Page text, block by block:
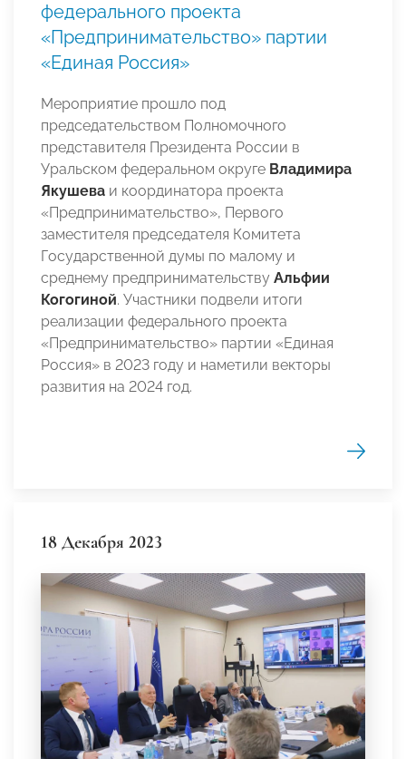
федерального проекта
«Предпринимательство» партии
«Единая Россия»
Мероприятие прошло под
председательством Полномочного
представителя Президента России в
Уральском федеральном округе Владимира
Якушева и координатора проекта
«Предпринимательство», Первого
заместителя председателя Комитета
Государственной думы по малому и
среднему предпринимательству Альфии
Когогиной. Участники подвели итоги
реализации федерального проекта
«Предпринимательство» партии «Единая
Россия» в 2023 году и наметили векторы
развития на 2024 год.
18 Декабря 2023